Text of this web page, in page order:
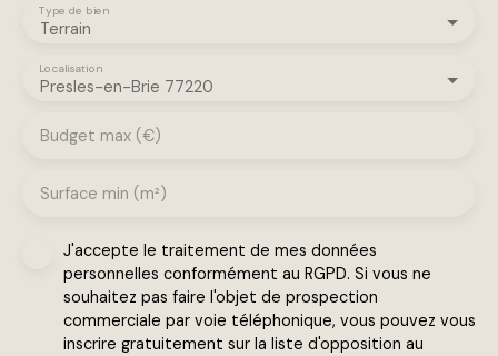
Terrain
Type de bien
Presles-en-Brie 77220
Localisation
Budget max (€)
Surface min (m²)
J'accepte le traitement de mes données
personnelles conformément au RGPD. Si vous ne
souhaitez pas faire l'objet de prospection
commerciale par voie téléphonique, vous pouvez vous
inscrire gratuitement sur la liste d'opposition au